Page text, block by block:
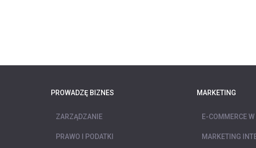
PROWADZĘ BIZNES
ZARZĄDZANIE
PRAWO I PODATKI
MARKETING
E-COMMERCE
MARKETING